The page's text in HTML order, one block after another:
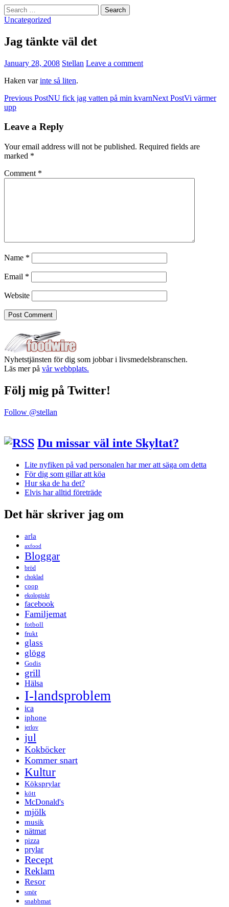
Search
for:
Uncategorized
Jag tänkte väl det
January 28, 2008 Stellan Leave a comment
Haken varinte så liten.
Post
navigation
Previous PostNU fick jag vatten på min kvarnNext PostVi värmer
upp
Leave a Reply
Your email address will not be published. Required fields are
marked *
Comment *
Name *
Email *
Website
Nyhetstjänsten för dig som jobbar i livsmedelsbranschen.
Läs mer på vår webbplats.
Följ mig på Twitter!
Follow @stellan
Du missar väl inte Skyltat?
Lite nyfiken på vad personalen har mer att säga om detta
För dig som gillar att köa
Hur ska de ha det?
Elvis har alltid företräde
Det här skriver jag om
arla
axfood
Bloggar
bröd
choklad
coop
ekologiskt
facebook
Familjemat
fotboll
frukt
glass
glögg
Godis
grill
Hälsa
I-landsproblem
ica
iphone
jerlov
jul
Kokböcker
Kommer snart
Kultur
Köksprylar
kött
McDonald's
mjölk
musik
nätmat
pizza
prylar
Recept
Reklam
Resor
smör
snabbmat